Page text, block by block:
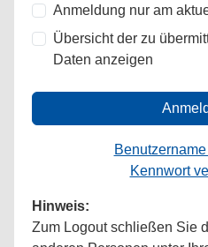
Anmeldung nur am
Übersicht der zu
Daten anzeigen
Kennwort
Hinweis:
Zum Logout schließen Sie